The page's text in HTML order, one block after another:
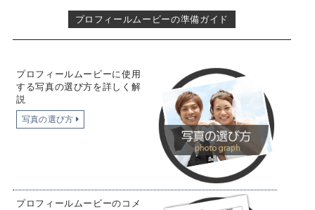
プロフィールムービーの準備ガイド
プロフィールムービーに使用
する写真の選び方を詳しく解
説
写真の選び方
プロフィールムービーのコメ